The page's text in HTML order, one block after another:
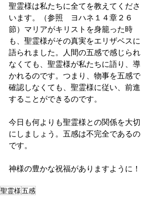
聖霊様は私たちに全てを教えてくださ
います。（参照　ヨハネ１４章２６
節）マリアがキリストを身籠った時
も、聖霊様がその真実をエリザベスに
語られました。人間の五感で感じられ
なくても、聖霊様が私たちに語り、導
かれるのです。つまり、物事を五感で
確認しなくても、聖霊様に従い、前進
することができるのです。
今日も何よりも聖霊様との関係を大切
にしましょう。五感は不完全であるの
です。
神様の豊かな祝福がありますように！
聖霊様五感